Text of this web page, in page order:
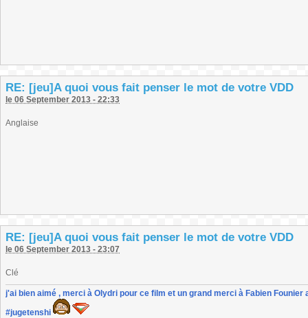
RE: [jeu]A quoi vous fait penser le mot de votre VDD
le 06 September 2013 - 22:33
Anglaise
RE: [jeu]A quoi vous fait penser le mot de votre VDD
le 06 September 2013 - 23:07
Clé
j'ai bien aimé , merci à Olydri pour ce film et un grand merci à Fabien
#jugetenshi